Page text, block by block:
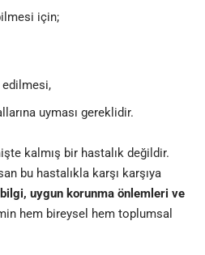
için;
edilmesi,
uyması gereklidir.
kalmış bir hastalık değildir.
bu hastalıkla karşı karşıya
uygun korunma önlemleri ve
hem bireysel hem toplumsal